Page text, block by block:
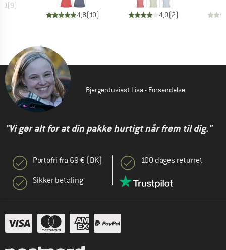
(9)
4,8( 10) 4,0(2)
Bjergentusiast Lisa - Forsendelse
"Vi gør alt for at din pakke hurtigt når frem til dig."
Portofri fra 69 € (DK)
Sikker betaling
100 dages returret